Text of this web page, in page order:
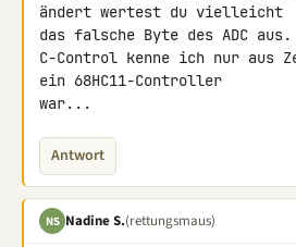
ändert wertest du vielleicht
das falsche Byte des ADC aus.
C-Control kenne ich nur aus
ein 68HC11-Controller
war...
Antwort
NS Nadine S.(rettungsmaus)